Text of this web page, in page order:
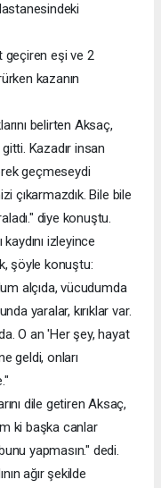
geçiren eşi ve 2
kazanın
belirten Aksaç,
Kazadır insan
geçmeseydi
çıkarmazdık. Bile bile
diye konuştu.
izleyince
şöyle konuştu:
alçıda, vücudumda
yaralar, kırıklar var.
O an 'Her şey, hayat
geldi, onları
dile getiren Aksaç,
ki başka canlar
yapmasın." dedi.
ağır şekilde